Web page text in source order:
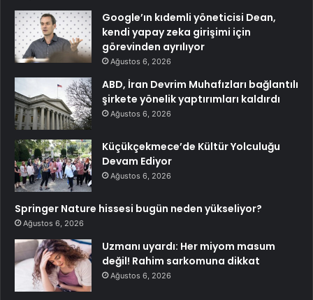
Google’ın kıdemli yöneticisi Dean,
kendi yapay zeka girişimi için
görevinden ayrılıyor
Ağustos 6, 2026
ABD, İran Devrim Muhafızları bağlantılı
şirkete yönelik yaptırımları kaldırdı
Ağustos 6, 2026
Küçükçekmece’de Kültür Yolculuğu
Devam Ediyor
Ağustos 6, 2026
Springer Nature hissesi bugün neden yükseliyor?
Ağustos 6, 2026
Uzmanı uyardı: Her miyom masum
değil! Rahim sarkomuna dikkat
Ağustos 6, 2026